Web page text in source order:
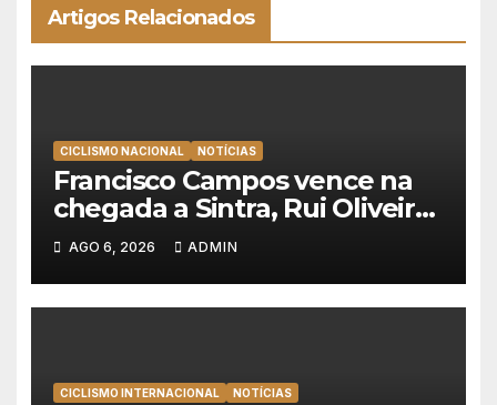
Artigos Relacionados
CICLISMO NACIONAL NOTÍCIAS
Francisco Campos vence na
chegada a Sintra, Rui Oliveira
veste de amarelo na Volta a
Portugal
AGO 6, 2026 ADMIN
CICLISMO INTERNACIONAL NOTÍCIAS